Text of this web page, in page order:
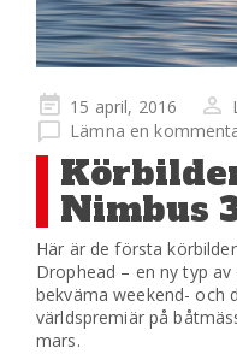
Publicerad
på
15 april, 2016
Lämna en
Nimbus
Här är de första
Drophead – en ny typ
bekväma weekend- och
världspremiär på
mars.